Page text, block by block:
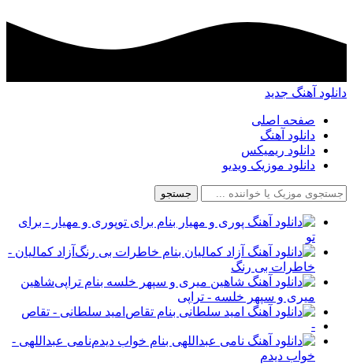
آهنگ جدید
صفحه اصلی
دانلود آهنگ
دانلود ریمیکس
دانلود موزیک ویدیو
جستجو
پوری و مهیار - برای
آزاد کمالیان -
خاطرات بی رنگ
شاهین
میری و سپهر خلسه - تراپی
امید سلطانی - تقاص
نامی عبداللهی -
خواب دیدم